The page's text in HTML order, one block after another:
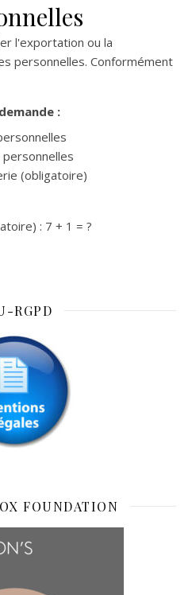
l'exportation ou la
personnelles. Conformément
:
(obligatoire)
: 7 + 1 = ?
RGPD
FOUNDATION